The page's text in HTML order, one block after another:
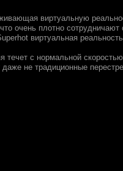
виртуальную
очень плотно
виртуальная
с нормальной
не традиционные